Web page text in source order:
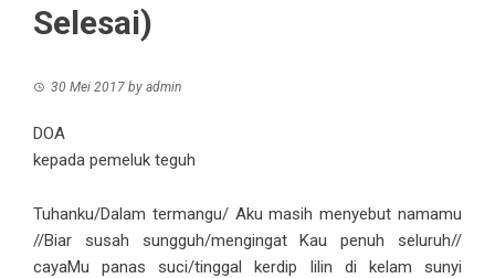
Selesai)
30 Mei 2017 by admin
DOA
kepada pemeluk teguh
Tuhanku/Dalam termangu/ Aku masih menyebut namamu
//Biar susah sungguh/mengingat Kau penuh seluruh//
cayaMu panas suci/tinggal kerdip lilin di kelam sunyi